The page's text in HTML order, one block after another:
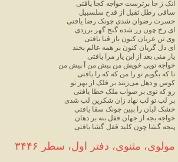
آنک ز جا برترست خواجه کجا یافتی
ساقی رطل ثقیل از قدح سلسبیل
حسرت رضوان شدی چونک رضا یافتی
ای رخ چون زر شده گنج گهر برزدی
وی تن عریان کنون باز قبا یافتی
ای دل گریان کنون بر همه عالم بخند
یار منی بعد از این یار مرا یافتی
خواجه تویی خویش من پیش من آ پیش من
تا که بگویم تو را من که که را یافتی
کوس و دهل میزنند بر فلک از بهر تو
رو که توی بر صواب ملک خطا یافتی
بر لب تو لب نهاد زان شکرین لب شدی
خشک لبان را ببین چونک سقا یافتی
خواجه بجه از جهان قفل بنه بر دهان
پنجه گشا چون کلید قفل گشا یافتی
مولوی، مثنوی، دفتر اول، سطر ۳۴۴۶